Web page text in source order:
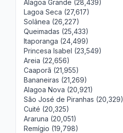
Alagoa Grande (28,439)
Lagoa Seca (27,617)
Solânea (26,227)
Queimadas (25,433)
Itaporanga (24,499)
Princesa Isabel (23,549)
Areia (22,656)
Caaporã (21,955)
Bananeiras (21,269)
Alagoa Nova (20,921)
São José de Piranhas (20,329)
Cuité (20,325)
Araruna (20,051)
Remígio (19,798)